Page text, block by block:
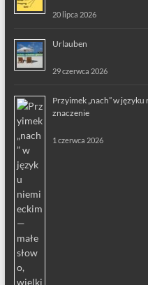
20 lipca 2026
Urlauben
29 czerwca 2026
Przyimek „nach” w
znaczenie
1 czerwca 2026